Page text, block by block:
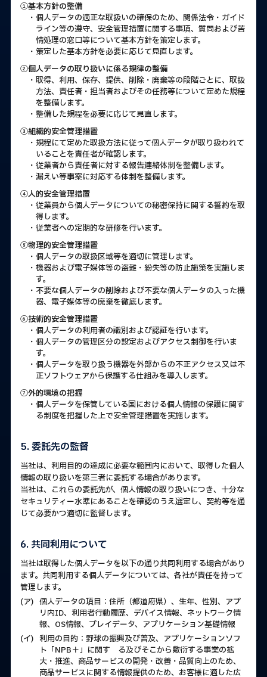
①基本方針の整備
・個人データの適正な取扱いの確保のため、関係法令・ガイド
ライン等の遵守、安全管理措置に関する事項、質問および苦
情処理の窓口等について基本方針を策定します。
・策定した基本方針を必要に応じて見直します。
②個人データの取り扱いに係る規律の整備
・取得、利用、保存、提供、削除・廃棄等の段階ごとに、取扱
方法、責任者・担当者およびその任務等について定めた規程
を整備します。
・整備した規程を必要に応じて見直します。
③組織的安全管理措置
・規程にて定めた取扱方法に従って個人データが取り扱われて
いることを責任者が確認します。
・従業者から責任者に対する報告連絡体制を整備します。
・漏えい等事案に対応する体制を整備します。
④人的安全管理措置
・従業員から個人データについての秘密保持に関する誓約を取
得します。
・従業者への定期的な研修を行います。
⑤物理的安全管理措置
・個人データの取扱区域等を適切に管理します。
・機器および電子媒体等の盗難・紛失等の防止施策を実施しま
す。
・不要な個人データの削除および不要な個人データの入った機
器、電子媒体等の廃棄を徹底します。
⑥技術的安全管理措置
・個人データの利用者の識別および認証を行います。
・個人データの管理区分の設定およびアクセス制御を行いま
す。
・個人データを取り扱う機器を外部からの不正アクセス又は不
正ソフトウェアから保護する仕組みを導入します。
⑦外的環境の把握
・個人データを保管している国における個人情報の保護に関す
る制度を把握した上で安全管理措置を実施します。
5. 委託先の監督
当社は、利用目的の達成に必要な範囲内において、取得した個人
情報の取り扱いを第三者に委託する場合があります。
当社は、これらの委託先が、個人情報の取り扱いにつき、十分な
セキュリティー水準にあることを確認のうえ選定し、契約等を通
じて必要かつ適切に監督します。
6. 共同利用について
当社は取得した個人データを以下の通り共同利用する場合があり
ます。共同利用する個人データについては、各社が責任を持って
管理します。
(ア) 個人データの項目：住所（都道府県）、生年、性別、アプ
リ内ID、利用者行動履歴、デバイス情報、ネットワーク情
報、OS情報、プレイデータ、アプリケーション基礎情報
(イ) 利用の目的：野球の振興及び普及、アプリケーションソフ
ト「NPB＋」に関す る及びそこから敷衍する事業の拡
大・推進、商品サービスの開発・改善・品質向上のため、
商品サービスに関する情報提供のため、お客様に適した広